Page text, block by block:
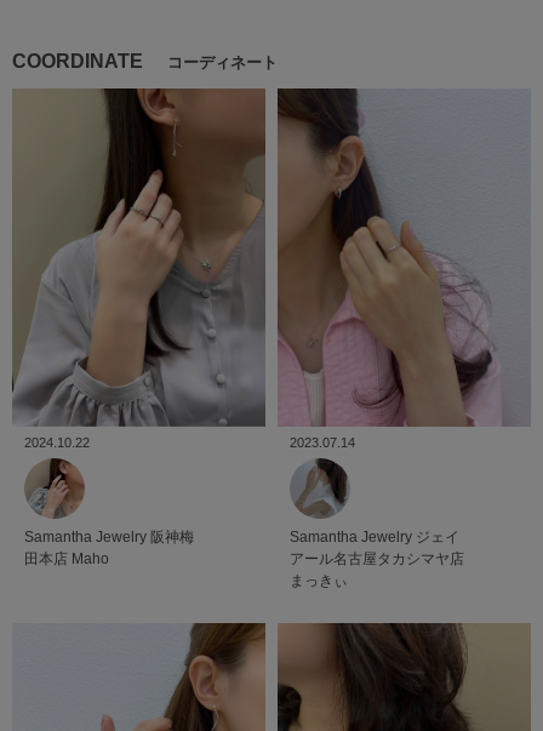
COORDINATE コーディネート
2024.10.22
Samantha Jewelry 阪神梅
田本店 Maho
2023.07.14
Samantha Jewelry ジェイ
アール名古屋タカシマヤ店
まっきぃ